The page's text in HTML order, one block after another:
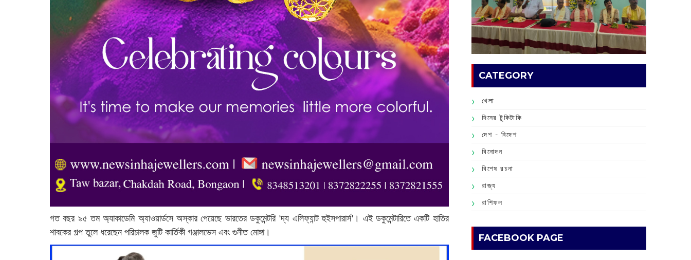
গত বছর ৯৫ তম অ্যাকাডেমি অ্যাওয়ার্ডসে অস্কার পেয়েছে ভারতের ডকুমেন্টরি 'দ্য এলিফ্যান্ট হুইসপারার্স'। এই ডকুমেন্টারিতে একটি হাতির
শাবকের গল্প তুলে ধরেছেন পরিচালক জুটি কার্তিকী গঞ্জালভেস এবং গুনীত মোঙ্গা।
CATEGORY
খেলা
দিনের টুকিটাকি
দেশ - বিদেশ
বিনোদন
বিশেষ রচনা
রাজ্য
রাশিফল
FACEBOOK PAGE